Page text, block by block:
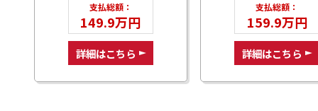
支払総額：
149.9万円
詳細はこちら
支払総額：
159.9万円
詳細はこちら